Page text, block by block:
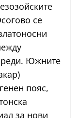
се
Южните
пояс,
за нови